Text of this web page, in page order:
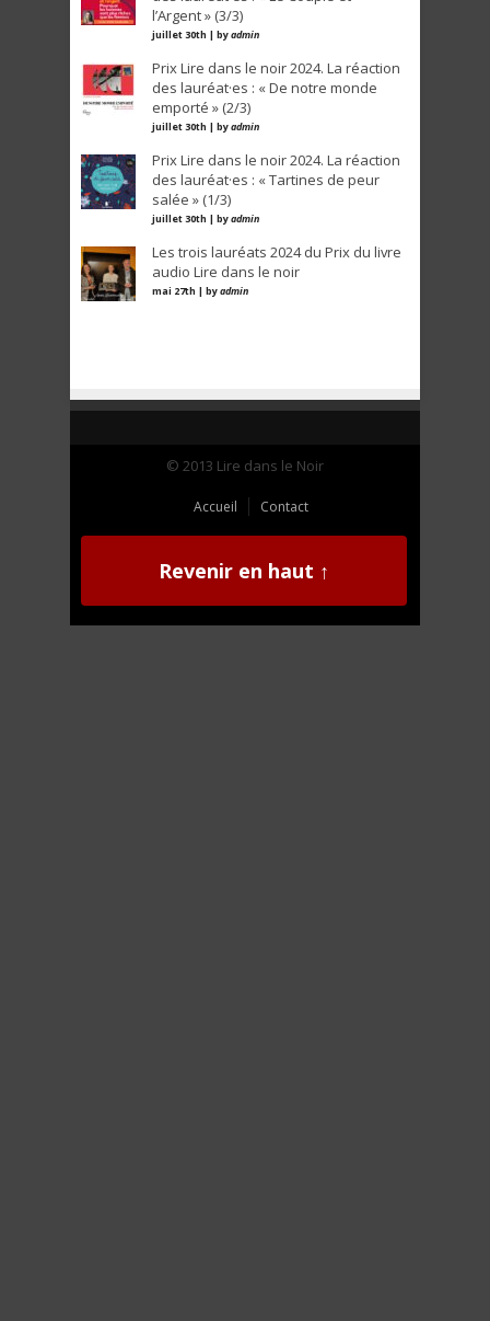
l’Argent » (3/3)
juillet 30th | byadmin
Prix Lire dans le noir 2024. La réaction
des lauréat·es : « De notre monde
emporté » (2/3)
juillet 30th | byadmin
Prix Lire dans le noir 2024. La réaction
des lauréat·es : « Tartines de peur
salée » (1/3)
juillet 30th | byadmin
Les trois lauréats 2024 du Prix du livre
audio Lire dans le noir
mai 27th | byadmin
© 2013 Lire dans le Noir
Accueil Contact
Revenir en haut ↑